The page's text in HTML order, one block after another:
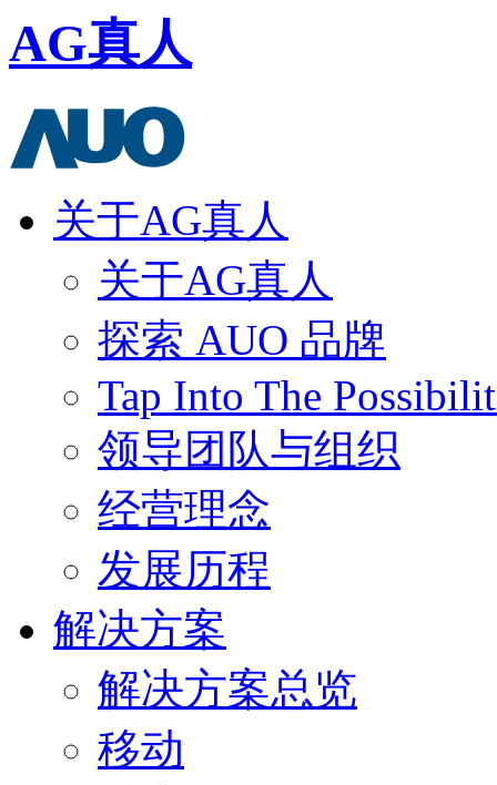
AG真人
关于AG真人
关于AG真人
探索 AUO 品牌
Tap Into The
领导团队与组织
经营理念
发展历程
解决方案
解决方案总览
移动